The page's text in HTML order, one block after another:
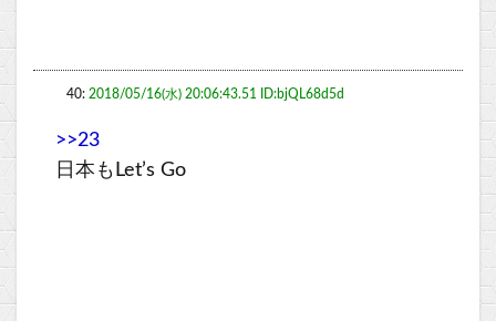
40: 2018/05/16(水) 20:06:43.51 ID:bjQL68d5d
>>23
日本もLet’s Go